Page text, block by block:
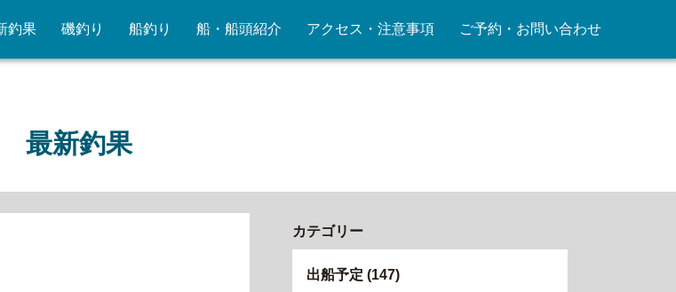
釣果 磯釣り 船釣り 船・船頭紹介 アクセス・注意事項 ご予約・お問い合わせ
最新釣果
カテゴリー
出船予定 (147)